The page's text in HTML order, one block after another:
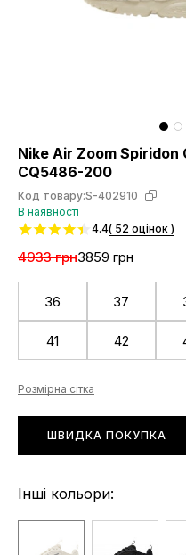
Nike Air Zoom Spiridon
CQ5486-200
Код товару:S-402910
В наявності
4.4( 52 оцінок )
4933 грн3859 грн
36 37
41 42
Розмірна сітка
ШВИДКА ПОКУПКА
Інші кольори: